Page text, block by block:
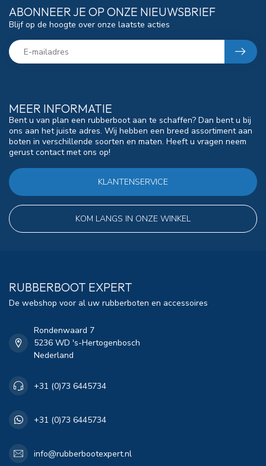
MEER INFORMATIE
Bent u van plan een rubberboot aan te schaffen? Dan bent u bij
ons aan het juiste adres. Wij hebben een breed assortiment aan
boten in verschillende soorten en maten. Heeft u vragen neem
gerust contact met ons op!
KLANTENSERVICE
KOM LANGS IN ONZE WINKEL
ABONNEER JE OP ONZE NIEUWSBRIEF
Blijf op de hoogte over onze laatste acties
RUBBERBOOT EXPERT
De webshop voor al uw rubberboten en accessoires
Rondenwaard 7
5236 WD 's-Hertogenbosch
Nederland
+31 (0)73 6445734
+31 (0)73 6445734
info@rubberbootexpert.nl